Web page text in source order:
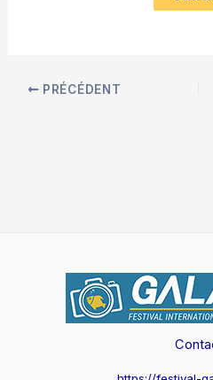
PRÉCÉDENT